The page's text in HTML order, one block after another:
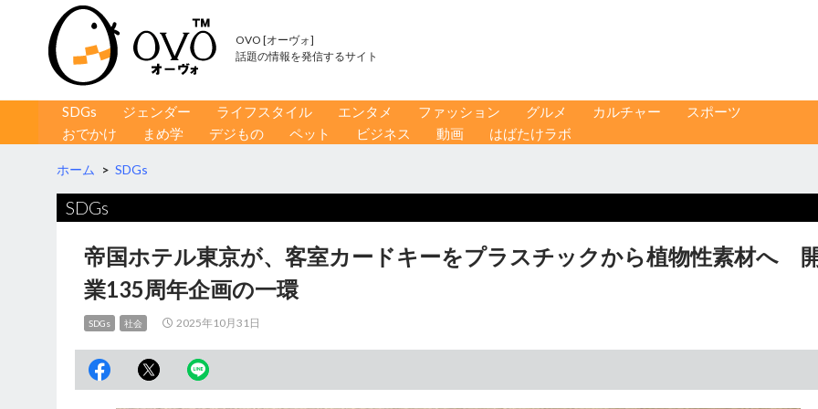
OVO [オーヴォ]
話題の情報を発信するサイト
コンテンツへ移動
SDGs ジェンダー ライフスタイル エンタメ ファッション グルメ カルチャー
スポーツ
おでかけ
まめ学 デジもの ペット ビジネス 動画 はばたけラボ
ホーム > SDGs
SDGs
帝国ホテル東京が、客室カードキーをプラスチックから植物性素材へ
業135周年企画の一環
SDGs 社会 2025年10月31日